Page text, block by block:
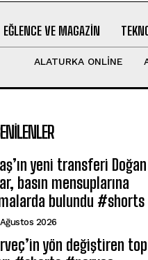
EĞLENCE VE MAGAZIN
ALATURKA ONLINE
yeni transferi Doğan
basın mensuplarına
bulundu #shorts
2026
yön değiştiren top